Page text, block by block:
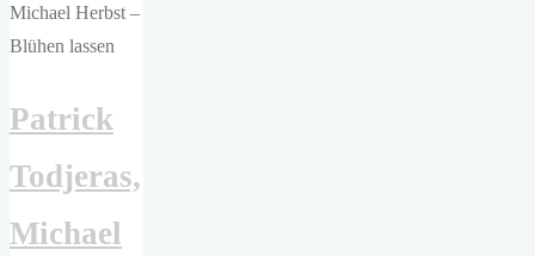
Bücherkoffer"
Patrick
Todjeras,
Michael